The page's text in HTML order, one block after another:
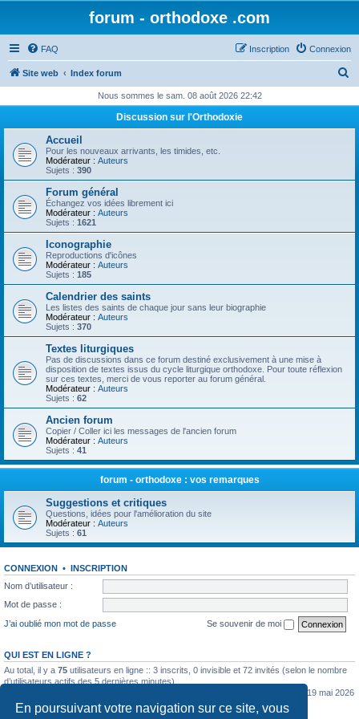
En poursuivant votre navigation sur ce site, vous
forum - orthodoxe .com
FAQ Connexion
Inscription
Site web Index forum
h
Nous sommes le sam. 08 août 2026 22:42
Discussion sur l'Orthodoxie
Accueil
Pour les nouveaux arrivants, les timides, etc.
Modérateur : Auteurs
Sujets : 390
Forum général
Échangez vos idées librement ici
Modérateur : Auteurs
Sujets : 1621
Iconographie
Reproductions d'icônes
Modérateur : Auteurs
Sujets : 185
Calendrier des saints
Les listes des saints de chaque jour sans leur biographie
Modérateur : Auteurs
Sujets : 370
Textes liturgiques
Pas de discussions dans ce forum destiné exclusivement à une mise à
disposition de textes issus du cycle liturgique orthodoxe. Pour toute réflexion
sur ces textes, merci de vous reporter au forum général.
Modérateur : Auteurs
Sujets : 62
Ancien forum
Copier / Coller ici les messages de l'ancien forum
Modérateur : Auteurs
Sujets : 41
forum - orthodoxe : vos remarques
Suggestions et critiques
Questions, idées pour l'amélioration du site
Modérateur : Auteurs
Sujets : 61
CONNEXION • INSCRIPTION
Nom d’utilisateur :
Mot de passe :
J’ai oublié mon mot de passe
Se souvenir de moi
QUI EST EN LIGNE ?
Au total, il y a 75 utilisateurs en ligne :: 3 inscrits, 0 invisible et 72 invités (selon le nombre
d’utilisateurs actifs des 5 dernières minutes)
le mar. 19 mai 2026
0:07